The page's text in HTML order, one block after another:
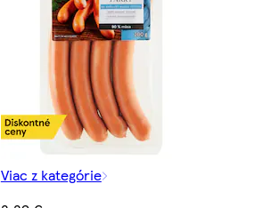
Viac z kategórie